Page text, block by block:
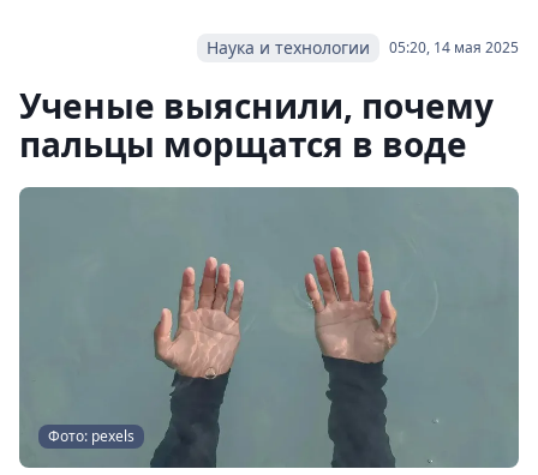
05:20, 14 мая 2025
Наука и технологии
Ученые выяснили, почему
пальцы морщатся в воде
Фото: pexels